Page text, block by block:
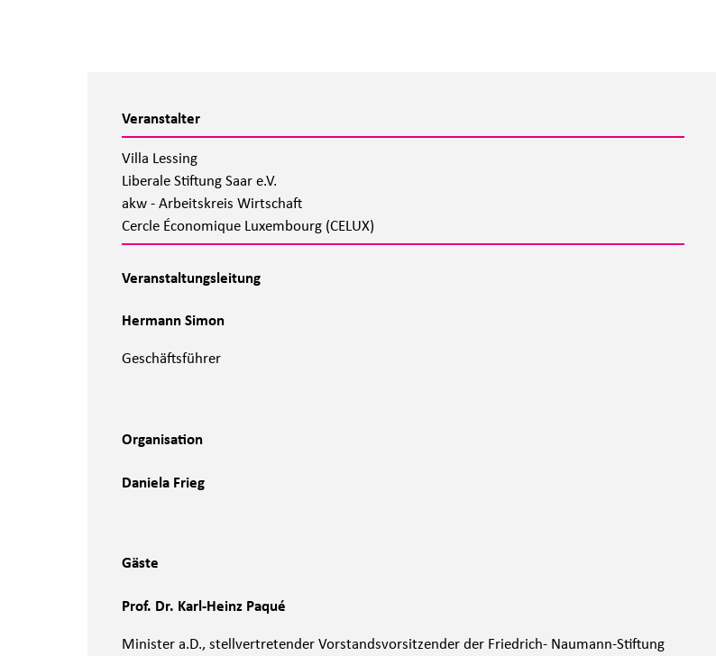
Veranstalter
Villa Lessing
Liberale Stiftung Saar e.V.
akw - Arbeitskreis Wirtschaft
Cercle Économique Luxembourg (CELUX)
Veranstaltungsleitung
Hermann Simon
Geschäftsführer
Organisation
Daniela Frieg
Gäste
Prof. Dr. Karl-Heinz Paqué
Minister a.D., stellvertretender Vorstandsvorsitzender der Friedrich- Naumann-Stiftung